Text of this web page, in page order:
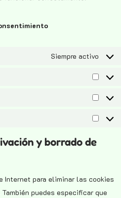
Siempre activo
y borrado de
Internet para eliminar las cookies
puedes especificar que